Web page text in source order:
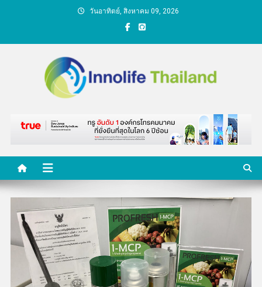
วันอาทิตย์, สิงหาคม 09, 2026
คนกับความคิด ชีวิตกับ
นวัตกรรม